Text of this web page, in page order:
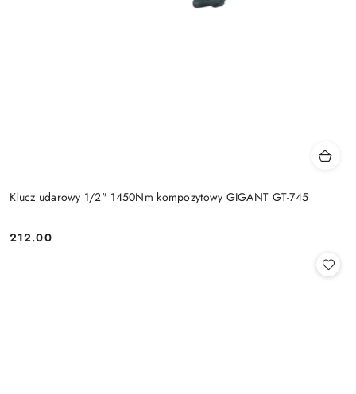
Klucz udarowy 1/2" 1450Nm kompozytowy GIGANT GT-745
Cena:
212.00